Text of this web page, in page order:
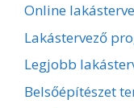
Online
Lakástervező
Legjobb
Belsőépítészet